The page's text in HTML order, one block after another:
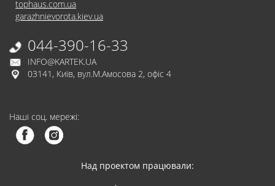
tophaus.com.ua
garazhnievorota.kiev.ua
044-390-16-33
INFO@KARTEK.UA
03141, Київ, вул.М.Амосова 2, офіс 4
Наші соц. мережі:
Над проектом працювали: